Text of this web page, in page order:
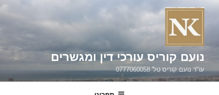
דילוג
נועם קוריס עורכי דין ומגשרים
עו"ד נועם קוריס טל' 0777060058